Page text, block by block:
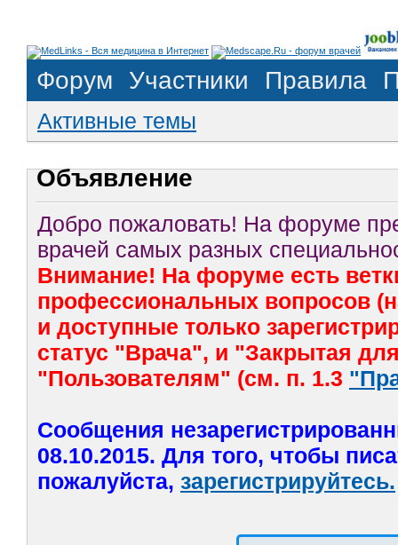
Форум Участники Правила
Активные темы
Объявление
Добро пожаловать! На форуме
врачей самых разных
Внимание! На форуме есть
профессиональных вопросов
и доступные только
статус "Врача", и "Закрытая
"Пользователям" (см. п. 1.3
Сообщения
08.10.2015. Для того, чтобы
пожалуйста, зарегистрируйтесь.